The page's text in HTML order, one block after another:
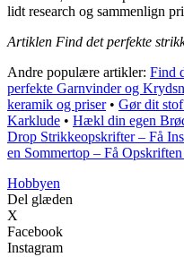
lidt research og sammenlign
Artiklen Find det perfekte
Andre populære artikler: Find
perfekte Garnvinder og
keramik og priser• Gør dit
Karklude • Hækl din egen
Drop Strikkeopskrifter – Få
en Sommertop – Få
Hobbyen
Del glæden
X
Facebook
Instagram